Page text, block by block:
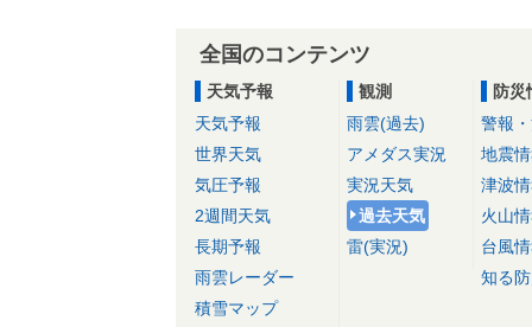
全国のコンテンツ
天気予報
天気予報
世界天気
気圧予報
2週間天気
長期予報
雨雲レーダー
積雪マップ
観測
雨雲(過去)
アメダス実況
実況天気
過去天気
雷(実況)
防災
警報
地震
津波
火山
台風
知る